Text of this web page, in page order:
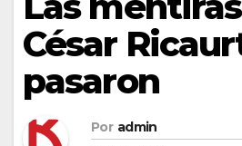
César
pasaron
Por admin